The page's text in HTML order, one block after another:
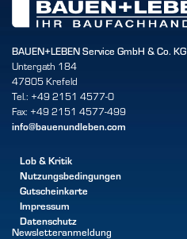
BAUEN+LEBEN Service GmbH & Co. KG
Untergath 184
47805 Krefeld
Tel.: +49 2151 4577-0
Fax: +49 2151 4577-499
info@bauenundleben.com
Lob & Kritik
Nutzungsbedingungen
Gutscheinkarte
Impressum
Datenschutz
Newsletteranmeldung